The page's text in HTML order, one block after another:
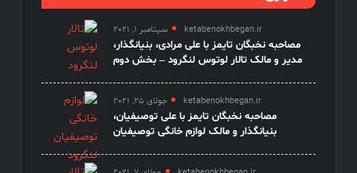
ketabenokhbegan.ir سپتامبر 1, 2021
مصاحبه نخبگان تایمز با علی مرادی، بنیانگذار،
مدیر و مالک تالار لوتوس لنگرود – بخش دوم
ketabenokhbegan.ir جولای 25, 2021
مصاحبه نخبگان تایمز با علی توصیفیان،
بنیانگذار و مالک لوازم خانگی توصیفیان